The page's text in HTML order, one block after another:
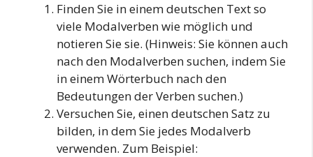
Finden Sie in einem deutschen Text so
viele Modalverben wie möglich und
notieren Sie sie. (Hinweis: Sie können auch
nach den Modalverben suchen, indem Sie
in einem Wörterbuch nach den
Bedeutungen der Verben suchen.)
Versuchen Sie, einen deutschen Satz zu
bilden, in dem Sie jedes Modalverb
verwenden. Zum Beispiel: